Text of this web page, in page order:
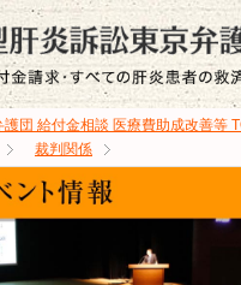
団 給付金相談 医療費助成改善等
裁判関係